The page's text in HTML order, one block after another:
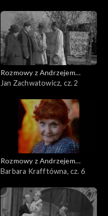
Rozmowy z Andrzejem
Doboszem
Jan Zachwatowicz, cz. 2
Rozmowy z Andrzejem
Doboszem
Barbara Krafftówna, cz. 6